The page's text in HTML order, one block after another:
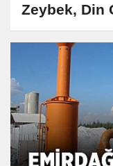
Zeybek, Din